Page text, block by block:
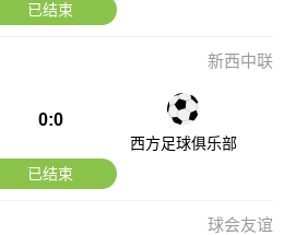
已结束
新西中联
0:0
西方足球俱乐部
已结束
球会友谊